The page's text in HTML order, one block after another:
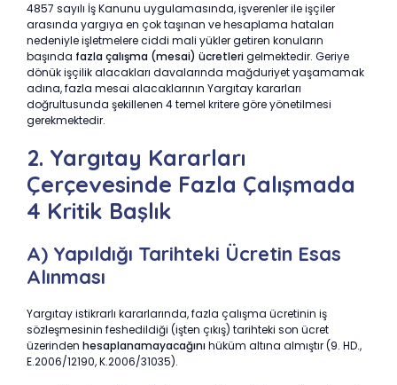
4857 sayılı İş Kanunu uygulamasında, işverenler ile işçiler
arasında yargıya en çok taşınan ve hesaplama hataları
nedeniyle işletmelere ciddi mali yükler getiren konuların
başında fazla çalışma (mesai) ücretlerigelmektedir. Geriye
dönük işçilik alacakları davalarında mağduriyet yaşamamak
adına, fazla mesai alacaklarının Yargıtay kararları
doğrultusunda şekillenen 4 temel kritere göre yönetilmesi
gerekmektedir.
2. Yargıtay Kararları
Çerçevesinde Fazla Çalışmada
4 Kritik Başlık
A) Yapıldığı Tarihteki Ücretin Esas
Alınması
Yargıtay istikrarlı kararlarında, fazla çalışma ücretinin iş
sözleşmesinin feshedildiği (işten çıkış) tarihteki son ücret
üzerinden hesaplanamayacağınıhüküm altına almıştır (9. HD.,
E.2006/12190, K.2006/31035).